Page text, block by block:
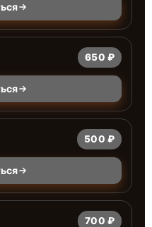
650 ₽
500 ₽
700 ₽